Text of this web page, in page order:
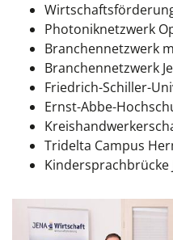
Photoniknetzwerk
Branchennetzwerk
Branchennetzwerk
Friedrich-Schiller-
Ernst-Abbe-
Tridelta Campus
Kindersprachbrücke